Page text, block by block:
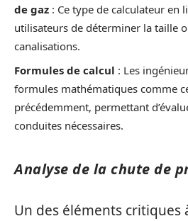
de gaz : Ce type de calculateur en
utilisateurs de déterminer la taille
canalisations.
Formules de calcul : Les
formules mathématiques comme
précédemment, permettant
conduites nécessaires.
Analyse de la chute de
Un des éléments critiques